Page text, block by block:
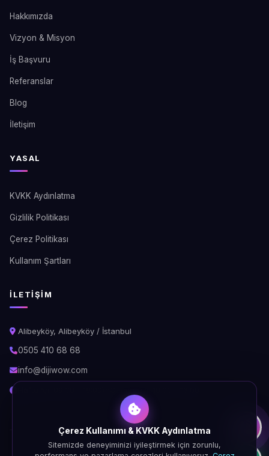
Hakkımızda
Vizyon & Misyon
İş Başvuru
Referanslar
Blog
İletişim
YASAL
KVKK Aydınlatma
Gizlilik Politikası
Çerez Politikası
Kullanım Şartları
İLETIŞIM
Alibeyköy, Alibeyköy / İstanbul
0505 410 68 68
info@dijiwow.com
© 2026 DijiWOW. Tüm hakları saklıdır.
Çerez Kullanımı & KVKK Aydınlatma
Sitemizde deneyiminizi iyileştirmek için zorunlu,